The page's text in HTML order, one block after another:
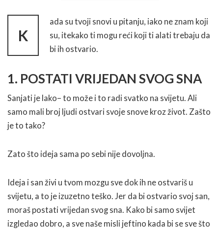
K
ada su tvoji snovi u pitanju, iako ne znam koji
su, itekako ti mogu reći koji ti alati trebaju da
bi ih ostvario.
1. POSTATI VRIJEDAN SVOG SNA
Sanjati je lako– to može i to radi svatko na svijetu. Ali
samo mali broj ljudi ostvari svoje snove kroz život. Zašto
je to tako?
Zato što ideja sama po sebi nije dovoljna.
Ideja i san živi u tvom mozgu sve dok ih ne ostvariš u
svijetu, a to je izuzetno teško. Jer da bi ostvario svoj san,
moraš postati vrijedan svog sna. Kako bi samo svijet
izgledao dobro, a sve naše misli jeftino kada bi se sve što